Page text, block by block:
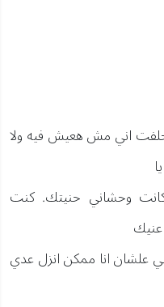
اني مش هعيش فيه ولا
وحشاني حنيتك. كنت
انا ممكن انزل عدي